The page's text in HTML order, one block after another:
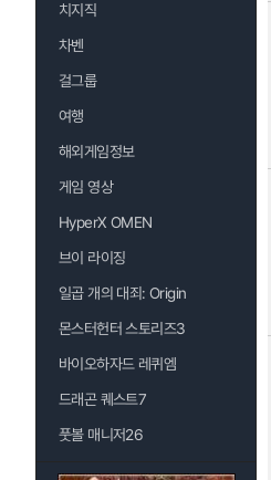
치지직
차벤
걸그룹
여행
해외게임정보
게임 영상
HyperX OMEN
브이 라이징
일곱 개의 대죄: Origin
몬스터헌터 스토리즈3
바이오하자드 레퀴엠
드래곤 퀘스트7
풋볼 매니저26